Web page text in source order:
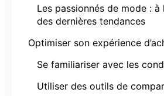
Les passionnés de mode : à
des dernières tendances
Optimiser son expérience
Se familiariser avec les
Utiliser des outils de